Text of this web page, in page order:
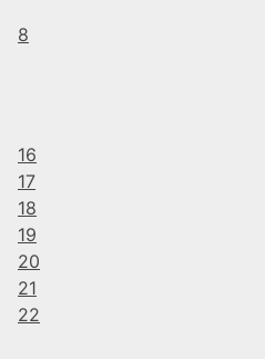
8
16
17
18
19
20
21
22